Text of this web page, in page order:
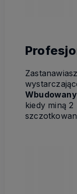
kiedy miną